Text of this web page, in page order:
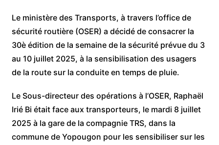
Le ministère des Transports, à travers l’office de
sécurité routière (OSER) a décidé de consacrer la
30è édition de la semaine de la sécurité prévue du 3
au 10 juillet 2025, à la sensibilisation des usagers
de la route sur la conduite en temps de pluie.
Le Sous-directeur des opérations à l’OSER, Raphaël
Irié Bi était face aux transporteurs, le mardi 8 juillet
2025 à la gare de la compagnie TRS, dans la
commune de Yopougon pour les sensibiliser sur les